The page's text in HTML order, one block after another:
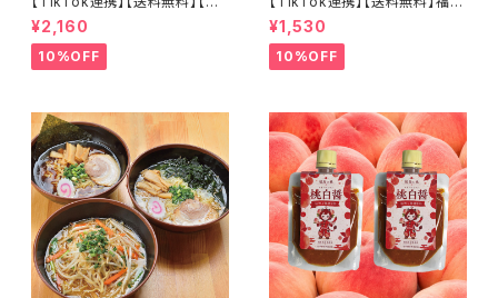
津郷土料理革命】 カップこづゆ
５個セット お湯を注いで簡単３
分！
¥2,160
10%OFF
の桃、そのまま。 すぅもも×4個
セット とろ～り濃密 常温保存
可能
¥1,530
10%OFF